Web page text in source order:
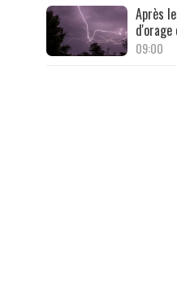
Après
d'orage
09:00